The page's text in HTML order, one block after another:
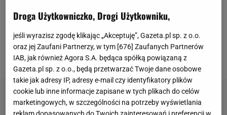
krajowe podwórko. W ramach 21.seriigier
każde punkty są na wagę złota w kontekście walki o
mistrzostwo.
Droga Użytkowniczko, Drogi Użytkowniku,
jeśli wyrazisz zgodę klikając „Akceptuję”, Gazeta.pl sp. z o.o.
oraz jej Zaufani Partnerzy, w tym [676] Zaufanych Partnerów
IAB, jak również Agora S.A. będąca spółką powiązaną z
Gazeta.pl sp. z o.o., będą przetwarzać Twoje dane osobowe
takie jak adresy IP, adresy e-mail czy identyfikatory plików
cookie lub inne informacje zapisane w tych plikach do celów
marketingowych, w szczególności na potrzeby wyświetlania